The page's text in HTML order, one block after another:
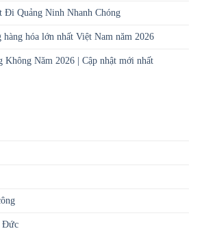
Quảng Ninh Nhanh Chóng
hàng hóa lớn nhất Việt Nam năm 2026
Không Năm 2026 | Cập nhật mới nhất
Đức